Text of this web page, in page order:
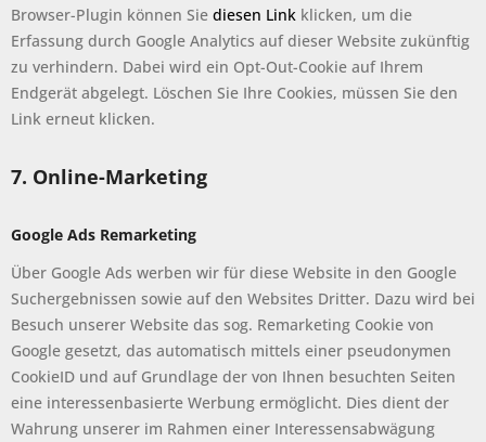
Browser-Plugin können Sie diesen Link klicken, um die
Erfassung durch Google Analytics auf dieser Website zukünftig
zu verhindern. Dabei wird ein Opt-Out-Cookie auf Ihrem
Endgerät abgelegt. Löschen Sie Ihre Cookies, müssen Sie den
Link erneut klicken.
7. Online-Marketing
Google Ads Remarketing
Über Google Ads werben wir für diese Website in den Google
Suchergebnissen sowie auf den Websites Dritter. Dazu wird bei
Besuch unserer Website das sog. Remarketing Cookie von
Google gesetzt, das automatisch mittels einer pseudonymen
CookieID und auf Grundlage der von Ihnen besuchten Seiten
eine interessenbasierte Werbung ermöglicht. Dies dient der
Wahrung unserer im Rahmen einer Interessensabwägung